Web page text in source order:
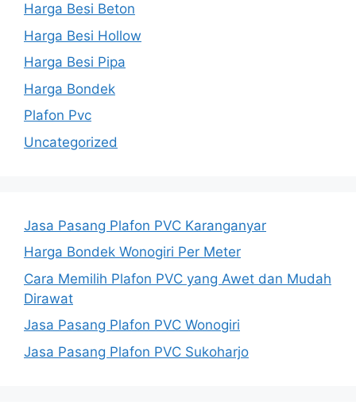
Harga Besi Beton
Harga Besi Hollow
Harga Besi Pipa
Harga Bondek
Plafon Pvc
Uncategorized
Jasa Pasang Plafon PVC Karanganyar
Harga Bondek Wonogiri Per Meter
Cara Memilih Plafon PVC yang Awet dan Mudah
Dirawat
Jasa Pasang Plafon PVC Wonogiri
Jasa Pasang Plafon PVC Sukoharjo